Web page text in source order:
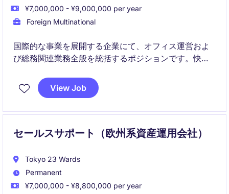
¥7,000,000 - ¥9,000,000 per year
Foreign Multinational
国際的な事業を展開する企業にて、オフィス運営およ
び総務関連業務全般を統括するポジションです。快適
ロジェクト推進を通じて事業運営を支えていただきま
す。
View Job
セールスサポート（欧州系資産運用会社）
Tokyo 23 Wards
Permanent
¥7,000,000 - ¥8,800,000 per year